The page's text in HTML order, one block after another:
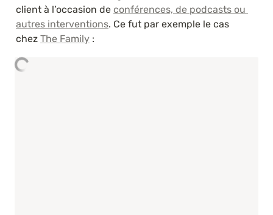
client à l’occasion de conférences, de podcasts ou
autres interventions. Ce fut par exemple le cas
chez The Family :